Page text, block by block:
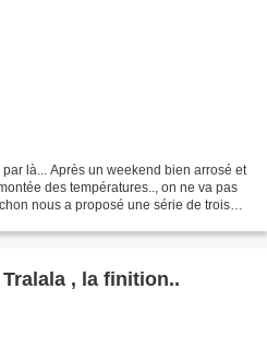
là... Après un weekend bien arrosé et
des températures.., on ne va pas
nous a proposé une série de trois
, la finition..